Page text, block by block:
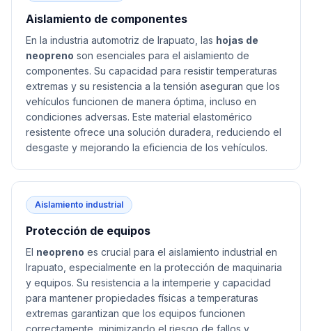
Aislamiento de componentes
En la industria automotriz de Irapuato, las hojas de
neopreno son esenciales para el aislamiento de
componentes. Su capacidad para resistir temperaturas
extremas y su resistencia a la tensión aseguran que los
vehículos funcionen de manera óptima, incluso en
condiciones adversas. Este material elastomérico
resistente ofrece una solución duradera, reduciendo el
desgaste y mejorando la eficiencia de los vehículos.
Aislamiento industrial
Protección de equipos
El neopreno es crucial para el aislamiento industrial en
Irapuato, especialmente en la protección de maquinaria
y equipos. Su resistencia a la intemperie y capacidad
para mantener propiedades físicas a temperaturas
extremas garantizan que los equipos funcionen
correctamente, minimizando el riesgo de fallos y